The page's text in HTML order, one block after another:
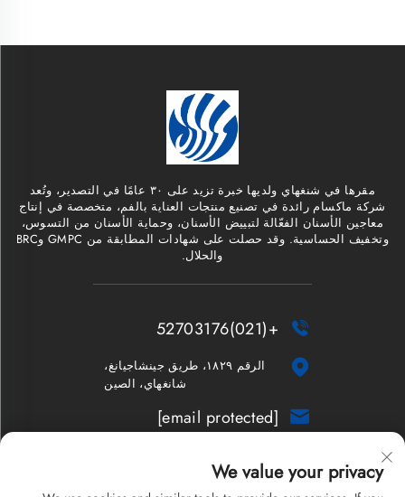
مقرها في شنغهاي ولديها خبرة تزيد على ٣٠ عامًا في التصدير، وتُعد
شركة ماكسام رائدة في تصنيع منتجات العناية بالفم، متخصصة في إنتاج
معاجين الأسنان الفعّالة لتبييض الأسنان، وحماية الأسنان من التسوس،
وتخفيف الحساسية. وقد حصلت على شهادات المطابقة من GMPC وBRC
والحلال.

+(021)52703176

الرقم ١٨٢٩، طريق جينشاجيانغ،
شانغهاي، الصين

[email protected]
النشرة الإخبارية
We value your privacy